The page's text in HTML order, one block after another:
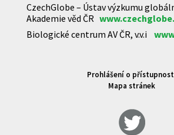
CzechGlobe – Ústav výzkumu
Akademie věd ČR
Biologické centrum AV ČR, v.v.i
Prohlášení o
Mapa stránek